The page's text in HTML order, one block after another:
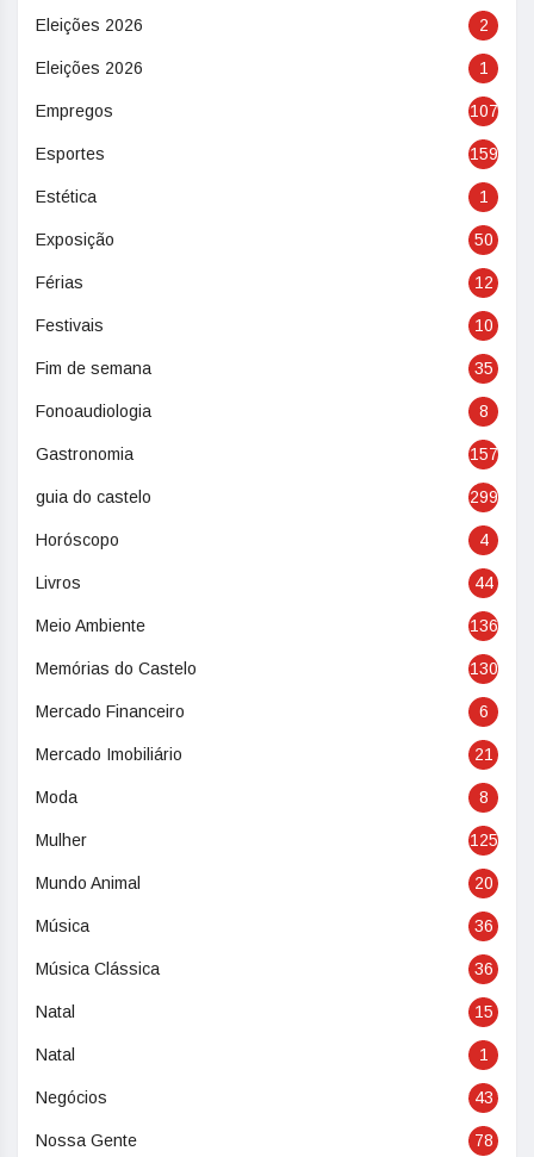
Eleições 2026 2
Eleições 2026 1
Empregos 107
Esportes 159
Estética 1
Exposição 50
Férias 12
Festivais 10
Fim de semana 35
Fonoaudiologia 8
Gastronomia 157
guia do castelo 299
Horóscopo 4
Livros 44
Meio Ambiente 136
Memórias do Castelo 130
Mercado Financeiro 6
Mercado Imobiliário 21
Moda 8
Mulher 125
Mundo Animal 20
Música 36
Música Clássica 36
Natal 15
Natal 1
Negócios 43
Nossa Gente 78